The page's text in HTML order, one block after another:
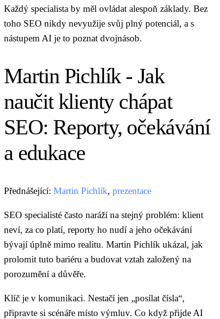
Každý specialista by měl ovládat alespoň základy. Bez
toho SEO nikdy nevyužije svůj plný potenciál, a s
nástupem AI je to poznat dvojnásob.
Martin Pichlík - Jak
naučit klienty chápat
SEO: Reporty, očekávání
a edukace
Přednášející: Martin Pichlík, prezentace
SEO specialisté často naráží na stejný problém: klient
neví, za co platí, reporty ho nudí a jeho očekávání
bývají úplně mimo realitu. Martin Pichlík ukázal, jak
prolomit tuto bariéru a budovat vztah založený na
porozumění a důvěře.
Klíč je v komunikaci. Nestačí jen „posílat čísla“,
připravte si scénáře místo výmluv. Co když přijde AI